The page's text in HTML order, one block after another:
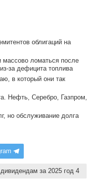
облигаций на
массово ломаться после
за дефицита топлива
в который они так
Нефть, Серебро, Газпром,
но обслуживание долга
за 2025 год 4